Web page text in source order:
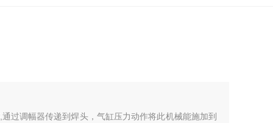
过调幅器传递到焊头，气缸压力动作将此机械能施加到